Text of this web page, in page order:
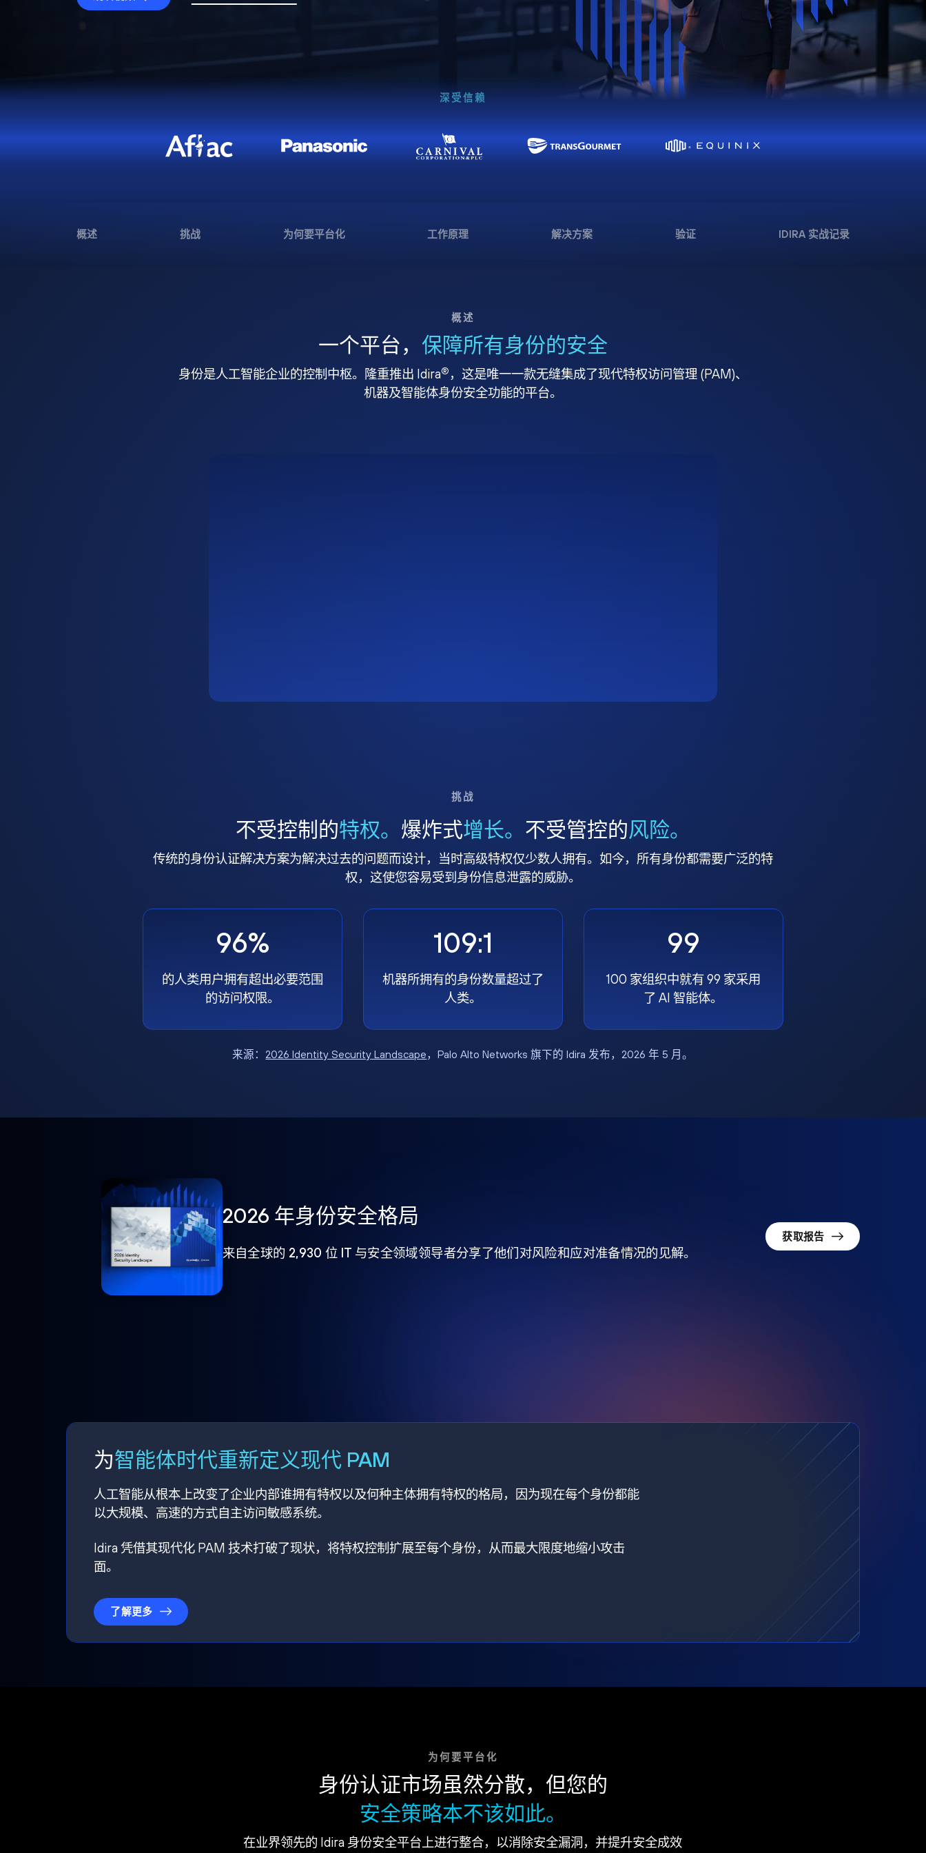
深受信赖
概述 挑战 为何要平台化 工作原理 解决方案 验证 IDIRA 实战记录
概述
一个平台， 保障所有身份的安全
身份是人工智能企业的控制中枢。隆重推出 Idira® ，这是唯一一款无缝集成了现代特权访问管理 (PAM)、
机器及智能体身份安全功能的平台。
挑战
不受控制的特权。 爆炸式增长。 不受管控的风险。
传统的身份认证解决方案为解决过去的问题而设计，当时高级特权仅少数人拥有。如今，所有身份都需要广泛的特
权，这使您容易受到身份信息泄露的威胁。
96%
的人类用户拥有超出必要范围
的访问权限。
109:1
机器所拥有的身份数量超过了
人类。
99
100 家组织中就有 99 家采用
了 AI 智能体。
来源： 2026 Identity Security Landscape，Palo Alto Networks 旗下的 Idira 发布，2026 年 5 月。
2026 年身份安全格局
来自全球的 2,930 位 IT 与安全领域领导者分享了他们对风险和应对准备情况的见解。
获取报告
为智能体时代重新定义现代 PAM
人工智能从根本上改变了企业内部谁拥有特权以及何种主体拥有特权的格局，因为现在每个身份都能
以大规模、高速的方式自主访问敏感系统。
Idira 凭借其现代化 PAM 技术打破了现状，将特权控制扩展至每个身份，从而最大限度地缩小攻击
面。
了解更多
为何要平台化
身份认证市场虽然分散，但您的
安全策略本不该如此。
在业界领先的 Idira 身份安全平台上进行整合，以消除安全漏洞，并提升安全成效